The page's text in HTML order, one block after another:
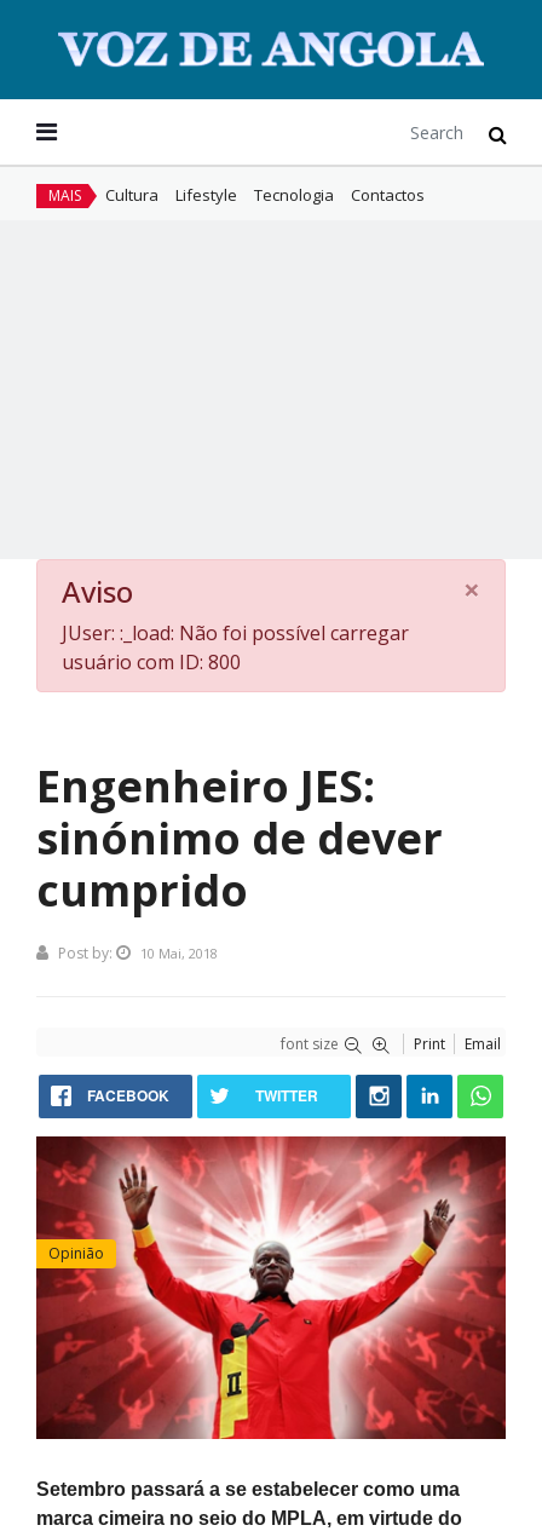
MAIS Cultura Lifestyle Tecnologia Contactos
×
Aviso
JUser: :_load: Não foi possível carregar
usuário com ID: 800
Engenheiro JES:
sinónimo de dever
cumprido
Post by: 10 Mai, 2018
font size Print Email
FACEBOOK TWITTER
Opinião
Setembro passará a se estabelecer como uma
marca cimeira no seio do MPLA, em virtude do